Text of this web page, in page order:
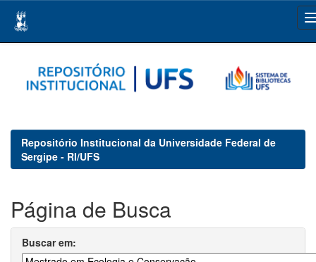
navigation
Repositório Institucional da Universidade Federal de
Sergipe - RI/UFS
Página de Busca
Buscar em: